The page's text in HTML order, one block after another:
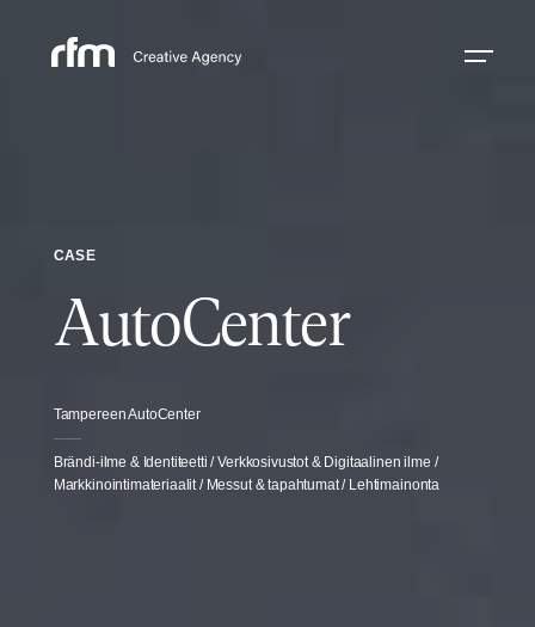
CASE
AutoCenter
Tampereen AutoCenter
Brändi-ilme & Identiteetti / Verkkosivustot & Digitaalinen ilme /
Markkinointimateriaalit / Messut & tapahtumat / Lehtimainonta